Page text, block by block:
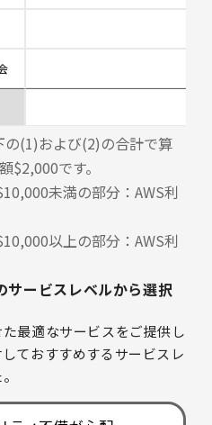
(1)および(2)の合計で算
$2,000です。
未満の部分：AWS利
以上の部分：AWS利
サービスレベルから選択
最適なサービスをご提供し
ておすすめするサービスレ